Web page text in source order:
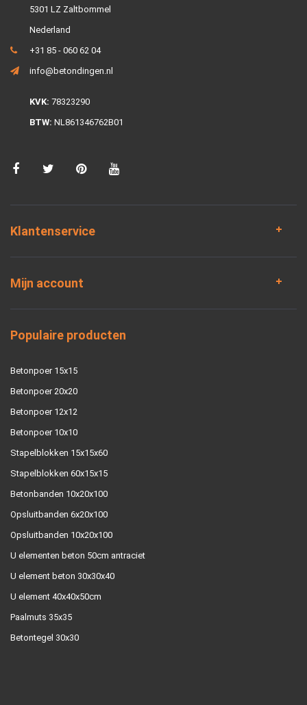
5301 LZ Zaltbommel
Nederland
+31 85 - 060 62 04
info@betondingen.nl
KVK: 78323290
BTW: NL861346762B01
Klantenservice
Mijn account
Populaire producten
Betonpoer 15x15
Betonpoer 20x20
Betonpoer 12x12
Betonpoer 10x10
Stapelblokken 15x15x60
Stapelblokken 60x15x15
Betonbanden 10x20x100
Opsluitbanden 6x20x100
Opsluitbanden 10x20x100
U elementen beton 50cm antraciet
U element beton 30x30x40
U element 40x40x50cm
Paalmuts 35x35
Betontegel 30x30